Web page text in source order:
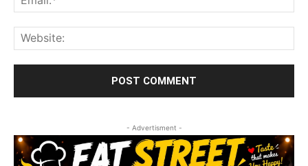
- Advertisment -